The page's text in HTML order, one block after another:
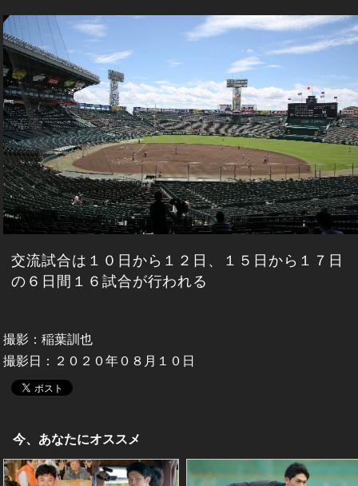
交流試合は１０日から１２日、１５日から１７日
の６日間１６試合が行われる
撮影：稲葉訓也
撮影日：２０２０年０８月１０日
今、あなたにオススメ